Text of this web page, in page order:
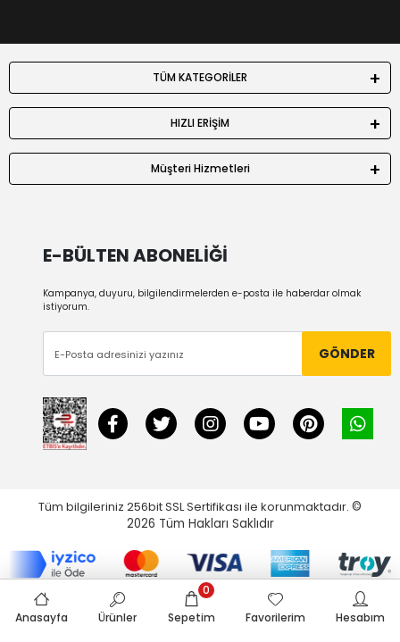
TÜM KATEGORİLER
HIZLI ERİŞİM
Müşteri Hizmetleri
E-BÜLTEN ABONELİĞİ
Kampanya, duyuru, bilgilendirmelerden e-posta ile haberdar olmak
istiyorum.
GÖNDER
Tüm bilgileriniz 256bit SSL Sertifikası ile korunmaktadır. ©
2026 Tüm Hakları Saklıdır
Anasayfa Ürünler Sepetim
0
Favorilerim
Hesabım